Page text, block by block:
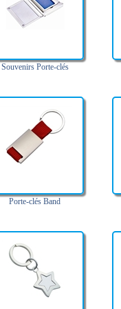
Souvenirs Porte-clés
Porte-clés Band